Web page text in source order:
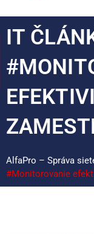
IT
AlfaPro – Správa
#Monitorovanie